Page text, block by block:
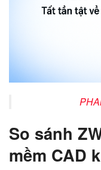
So sánh
mềm CAD